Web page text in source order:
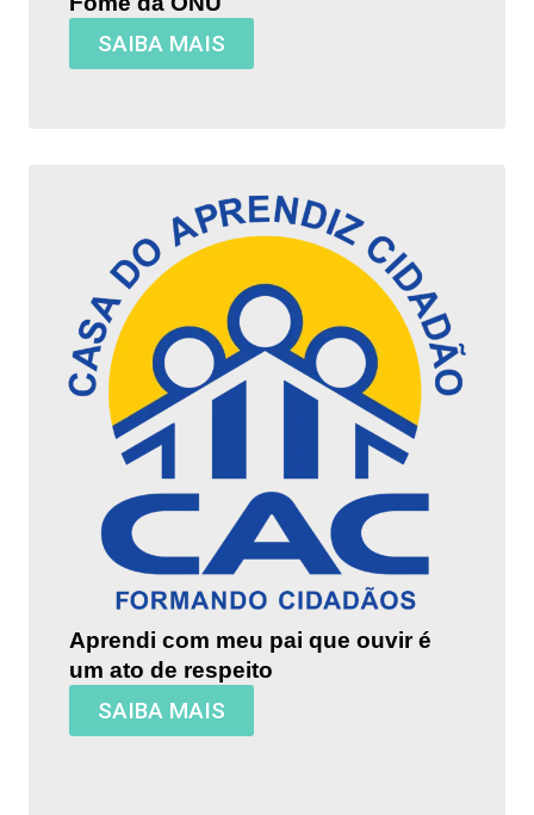
SAIBA MAIS
Aprendi com meu pai que ouvir é
um ato de respeito
SAIBA MAIS